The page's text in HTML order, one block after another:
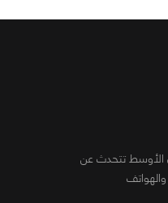
الأوسط تتحدث عن